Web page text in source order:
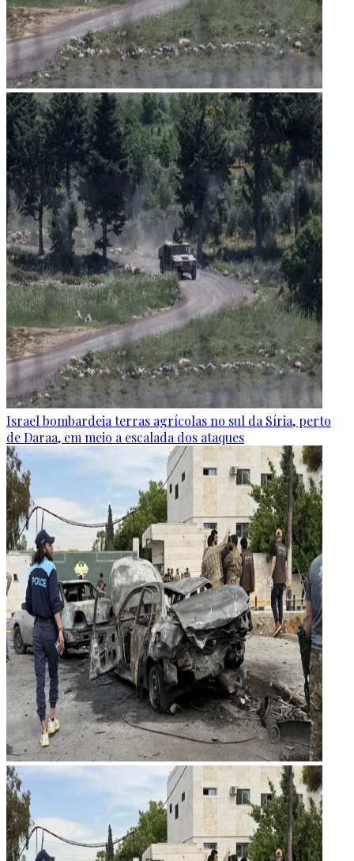
Israel bombardeia terras agrícolas no sul da Síria, perto
de Daraa, em meio a escalada dos ataques